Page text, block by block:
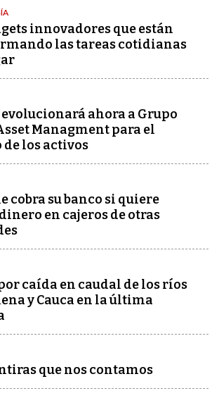
innovadores que están
las tareas cotidianas
ahora a Grupo
Managment para el
de los activos
cobra su banco si quiere
en cajeros de otras
caída en caudal de los ríos
y Cauca en la última
que nos contamos